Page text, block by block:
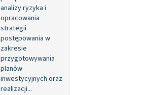
analizy ryzyka i
opracowania
strategii
postępowania w
zakresie
przygotowywania
planów
inwestycyjnych oraz
realizacji...